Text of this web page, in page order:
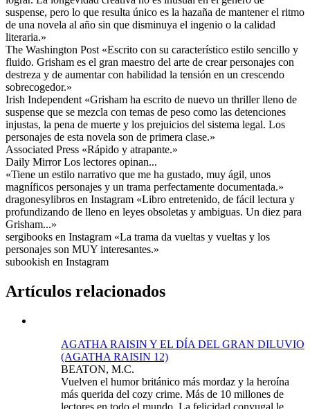
suspense, pero lo que resulta único es la hazaña de mantener el ritmo
de una novela al año sin que disminuya el ingenio o la calidad
literaria.»
The Washington Post «Escrito con su característico estilo sencillo y
fluido. Grisham es el gran maestro del arte de crear personajes con
destreza y de aumentar con habilidad la tensión en un crescendo
sobrecogedor.»
Irish Independent «Grisham ha escrito de nuevo un thriller lleno de
suspense que se mezcla con temas de peso como las detenciones
injustas, la pena de muerte y los prejuicios del sistema legal. Los
personajes de esta novela son de primera clase.»
Associated Press «Rápido y atrapante.»
Daily Mirror Los lectores opinan...
«Tiene un estilo narrativo que me ha gustado, muy ágil, unos
magníficos personajes y un trama perfectamente documentada.»
dragonesylibros en Instagram «Libro entretenido, de fácil lectura y
profundizando de lleno en leyes obsoletas y ambiguas. Un diez para
Grisham...»
sergibooks en Instagram «La trama da vueltas y vueltas y los
personajes son MUY interesantes.»
subookish en Instagram
Artículos relacionados
AGATHA RAISIN Y EL DÍA DEL GRAN DILUVIO
(AGATHA RAISIN 12)
BEATON, M.C.
Vuelven el humor británico más mordaz y la heroína
más querida del cozy crime. Más de 10 millones de
lectores en todo el mundo. La felicidad conyugal le